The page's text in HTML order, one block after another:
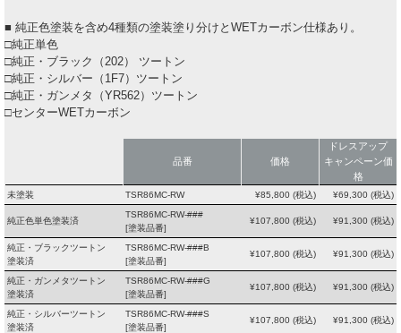
■ 純正色塗装を含め4種類の塗装塗り分けとWETカーボン仕様あり。
□純正単色
□純正・ブラック（202） ツートン
□純正・シルバー（1F7）ツートン
□純正・ガンメタ（YR562）ツートン
□センターWETカーボン
品番 価格
ドレスアップ
キャンペーン価
格
未塗装 TSR86MC-RW ¥85,800 (税込) ¥69,300 (税込)
純正色単色塗装済
TSR86MC-RW-###
[塗装品番]
¥107,800 (税込) ¥91,300 (税込)
純正・ブラックツートン
塗装済
TSR86MC-RW-###B
[塗装品番]
¥107,800 (税込) ¥91,300 (税込)
純正・ガンメタツートン
塗装済
TSR86MC-RW-###G
[塗装品番]
¥107,800 (税込) ¥91,300 (税込)
純正・シルバーツートン
塗装済
TSR86MC-RW-###S
[塗装品番]
¥107,800 (税込) ¥91,300 (税込)